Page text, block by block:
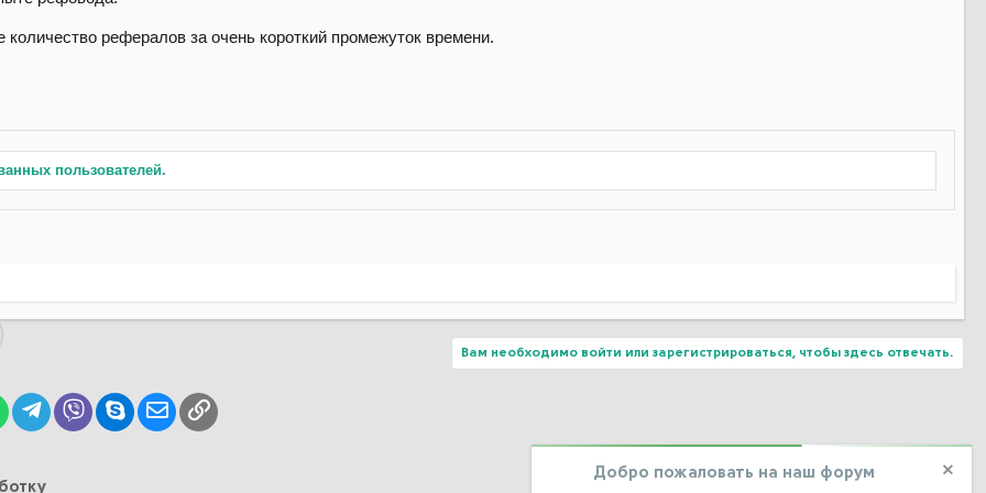
рефералов за очень короткий промежуток времени.
пользователей.
Вам необходимо войти или зарегистрироваться, чтобы здесь отвечать.
WhatsAppTelegram
Viber SkypeЭлектронная почта
Ссылка
Добро пожаловать на наш форум